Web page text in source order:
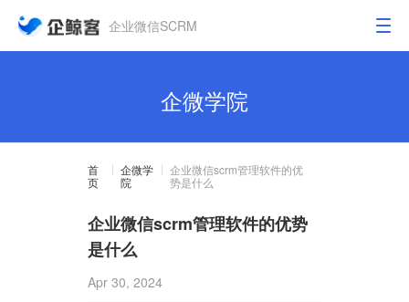
企业微信SCRM
企微学院
首
页
企微学
院
企业微信scrm管理软件的优
势是什么
企业微信scrm管理软件的优势
是什么
Apr 30, 2024